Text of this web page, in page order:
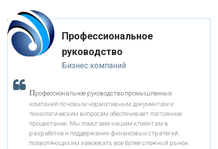
«ФК ОТКРЫТИЕ»
«ЗАПСИБКОМБАНК»
«РОСЕВРОБАНК»
«ПРЕСС-СЛУЖБА ВТБ24»
«АВТОГРАДБАНК»
Профессиональное
руководство
Бизнес компаний
Профессиональное руководство промышленных
компаний по новым нормативным документам и
технологическим вопросам обеспечивает постоянное
процветание. Мы помогаем нашим клиентам в
разработке и поддержании финансовых стратегий,
позволяющих им завоевать все более сложный рынок.